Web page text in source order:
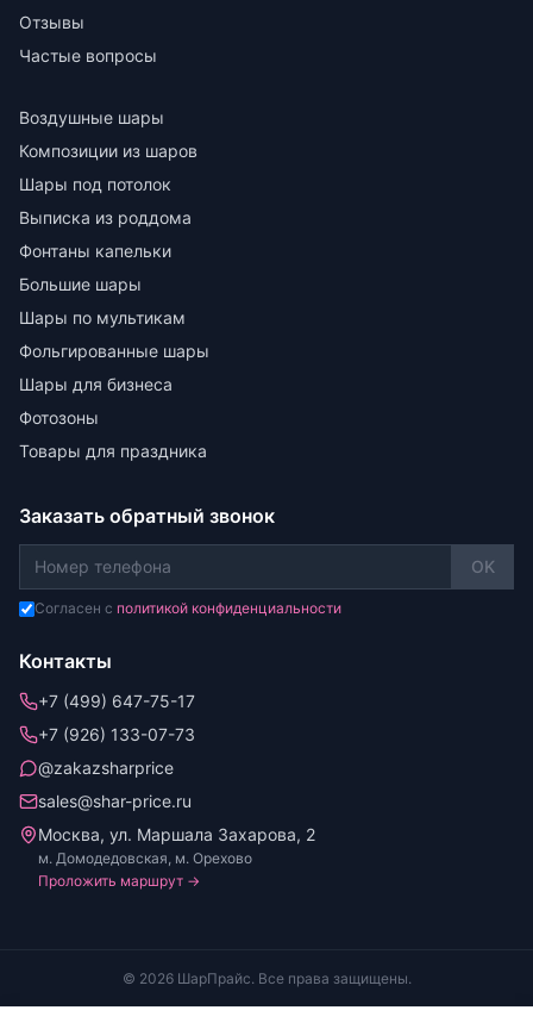
Отзывы
Частые вопросы
Воздушные шары
Композиции из шаров
Шары под потолок
Выписка из роддома
Фонтаны капельки
Большие шары
Шары по мультикам
Фольгированные шары
Шары для бизнеса
Фотозоны
Товары для праздника
Заказать обратный звонок
OK
Согласен с политикой конфиденциальности
Контакты
+7 (499) 647-75-17
+7 (926) 133-07-73
@zakazsharprice
sales@shar-price.ru
Москва, ул. Маршала Захарова, 2
м. Домодедовская, м. Орехово
Проложить маршрут →
© 2026 ШарПрайс. Все права защищены.